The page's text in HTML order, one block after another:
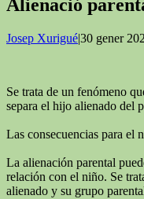
Alienació
Josep Xurigué|30 gener
Se trata de un fenómeno
separa el hijo alienado del
Las consecuencias para el
La alienación parental
relación con el niño. Se
alienado y su grupo